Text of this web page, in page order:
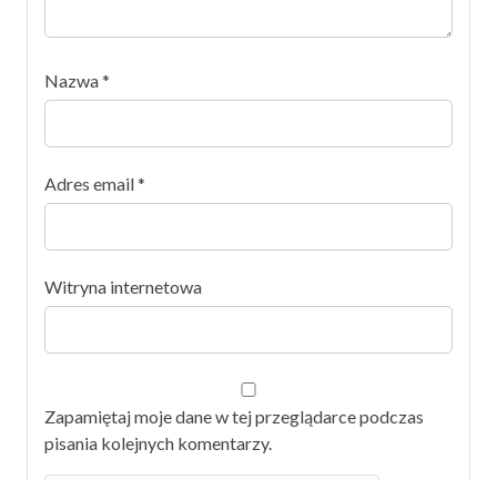
Nazwa*
Adres email*
Witryna internetowa
Zapamiętaj moje dane w tej przeglądarce podczas
pisania kolejnych komentarzy.